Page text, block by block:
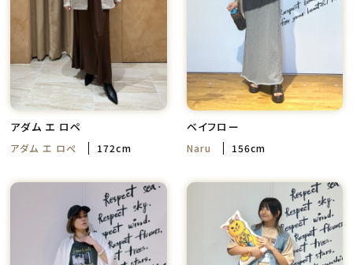
アダム エ ロペ
アダム エ ロぺ 172cm
ベイフロー
Naru 156cm